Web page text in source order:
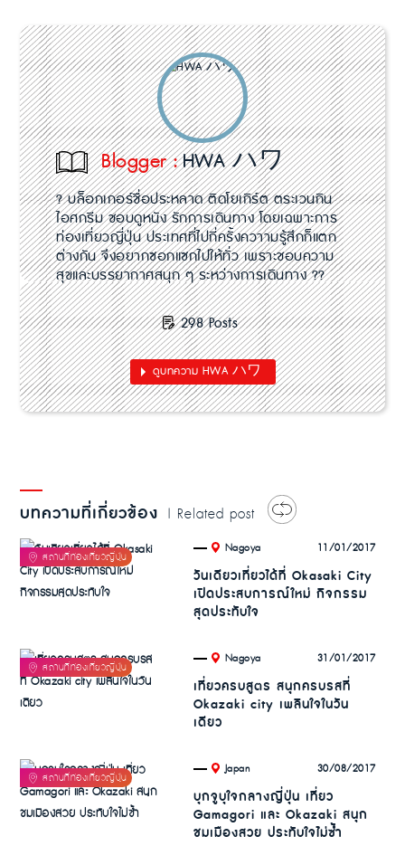
Blogger :HWA ハワ
? บล็อกเกอร์ชื่อประหลาด ติดโยเกิร์ต ตระเวนกิน
ไอศกรีม ชอบดูหนัง รักการเดินทาง โดยเฉพาะการ
ท่องเที่ยวญี่ปุ่น ประเทศที่ไปกี่ครั้งควาามรู้สึกก็แตก
ต่างกัน จึงอยากซอกแซกไปให้ทั่ว เพราะชอบความ
สุขและบรรยากาศสนุก ๆ ระหว่างการเดินทาง ??
298 Posts
ดูบทความ HWA ハワ
บทความที่เกี่ยวข้อง | Related post
. Nagoya 11/01/2017
วันเดียวเที่ยวได้ที่ Okasaki City
เปิดประสบการณ์ใหม่ กิจกรรม
สุดประทับใจ
. Nagoya 31/01/2017
เที่ยวครบสูตร สนุกครบรสที่
Okazaki city เพลินใจในวัน
เดียว
. Japan 30/08/2017
บุกจูบุใจกลางญี่ปุ่น เที่ยว
Gamagori และ Okazaki สนุก
ชมเมืองสวย ประทับใจไม่ซ้ำ